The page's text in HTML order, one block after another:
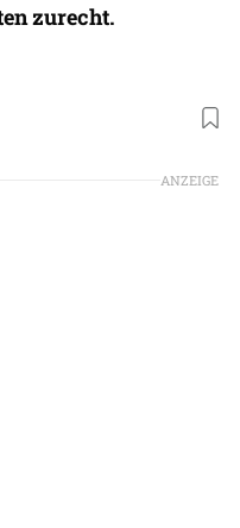
zurecht.
Foto: Pilatus Aircraft
ANZEIGE